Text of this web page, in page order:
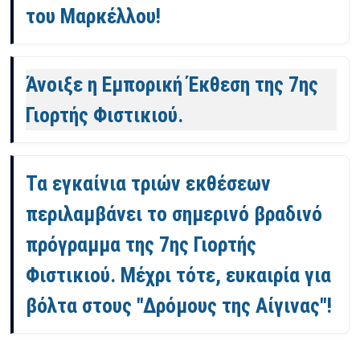
του Μαρκέλλου!
Άνοιξε η Εμπορική Έκθεση της 7ης
Γιορτής Φιστικιού.
Τα εγκαίνια τριών εκθέσεων
περιλαμβάνει το σημερινό βραδινό
πρόγραμμα της 7ης Γιορτής
Φιστικιού. Μέχρι τότε, ευκαιρία για
βόλτα στους "Δρόμους της Αίγινας"!